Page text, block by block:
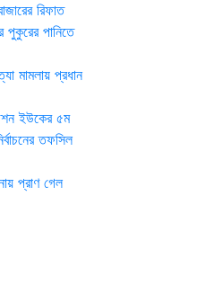
রিফাত
পুকুরের পানিতে
মামলায় প্রধান
ইউকের ৫ম
তফসিল
প্রাণ গেল